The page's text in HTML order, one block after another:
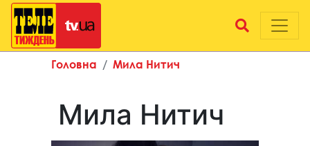
Головна Мила Нитич
Мила Нитич